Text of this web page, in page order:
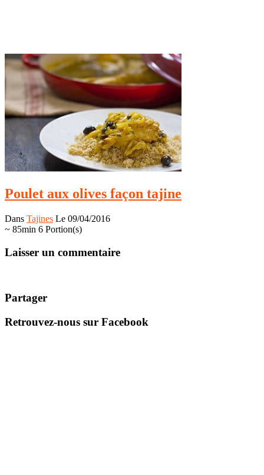
Poulet aux olives façon tajine
Dans Tajines Le 09/04/2016
~ 85min 6 Portion(s)
Laisser un commentaire
Partager
Retrouvez-nous sur Facebook